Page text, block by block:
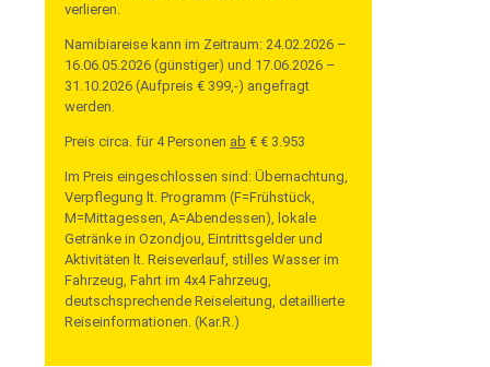
verlieren.
Namibiareise kann im Zeitraum: 24.02.2026 –
16.06.05.2026 (günstiger) und 17.06.2026 –
31.10.2026 (Aufpreis € 399,-) angefragt
werden.
Preis circa. für 4 Personen ab € € 3.953
Im Preis eingeschlossen sind: Übernachtung,
Verpflegung lt. Programm (F=Frühstück,
M=Mittagessen, A=Abendessen), lokale
Getränke in Ozondjou, Eintrittsgelder und
Aktivitäten lt. Reiseverlauf, stilles Wasser im
Fahrzeug, Fahrt im 4x4 Fahrzeug,
deutschsprechende Reiseleitung, detaillierte
Reiseinformationen. (Kar.R.)